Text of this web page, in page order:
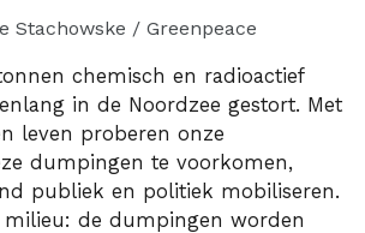
Stachowske / Greenpeace
chemisch en radioactief
in de Noordzee gestort. Met
leven proberen onze
dumpingen te voorkomen,
publiek en politiek mobiliseren.
de dumpingen worden